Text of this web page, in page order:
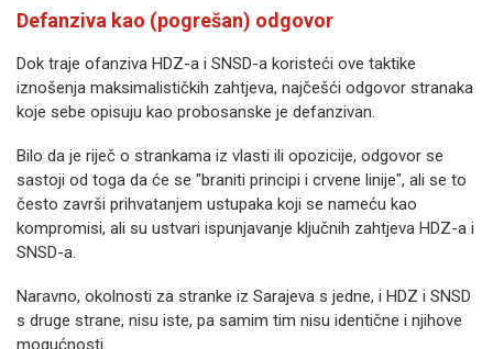
Defanziva kao (pogrešan) odgovor
Dok traje ofanziva HDZ-a i SNSD-a koristeći ove taktike
iznošenja maksimalističkih zahtjeva, najčešći odgovor stranaka
koje sebe opisuju kao probosanske je defanzivan.
Bilo da je riječ o strankama iz vlasti ili opozicije, odgovor se
sastoji od toga da će se "braniti principi i crvene linije", ali se to
često završi prihvatanjem ustupaka koji se nameću kao
kompromisi, ali su ustvari ispunjavanje ključnih zahtjeva HDZ-a i
SNSD-a.
Naravno, okolnosti za stranke iz Sarajeva s jedne, i HDZ i SNSD
s druge strane, nisu iste, pa samim tim nisu identične i njihove
mogućnosti.